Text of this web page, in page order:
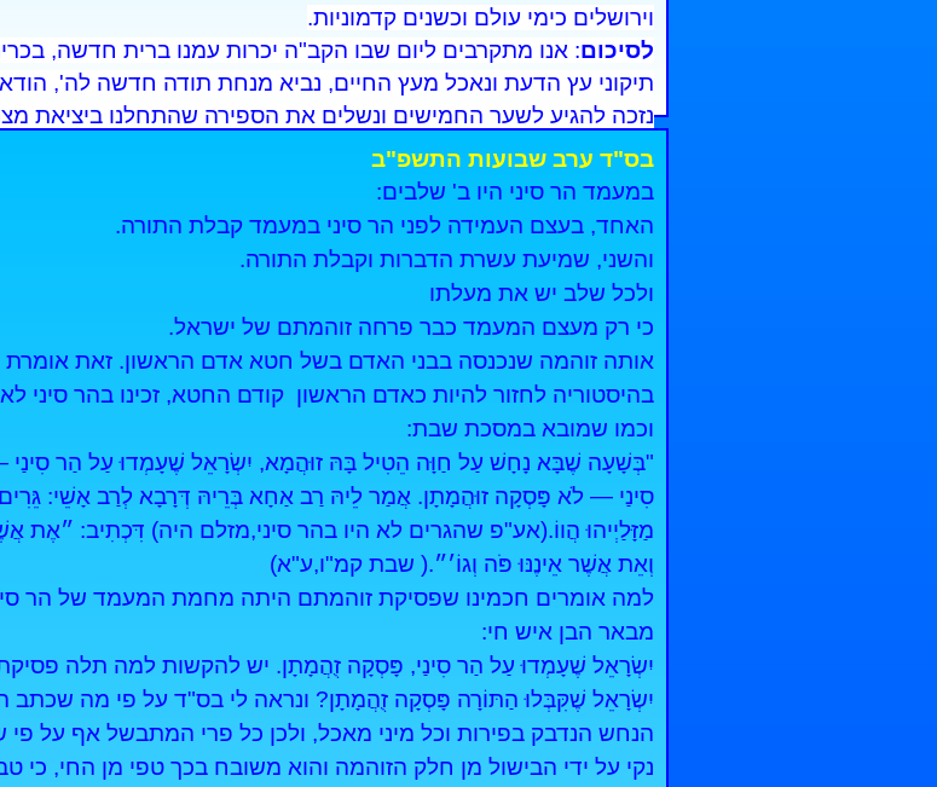
וירושלים כימי עולם וכשנים קדמוניות.
לסיכום: אנו מתקרבים ליום שבו הקב"ה יכרות עמנו ברית חדשה,
תיקוני עץ הדעת ונאכל מעץ החיים, נביא מנחת תודה חדשה לה',
נזכה להגיע לשער החמישים ונשלים את הספירה שהתחלנו ביציאת
אנו מתקרבים לסופה, לשער החמישים לגן עדן.
וְעָרְבָה לַי-הוָה מִנְחַת יְהוּדָה וִירוּשָׁלָ‍ִם כִּימֵי עוֹלָם וּכְשָׁנִים קַדְמֹנִיּוֹת.
בס"ד ערב שבועות התשפ"ב
במעמד הר סיני היו ב' שלבים:
האחד, בעצם העמידה לפני הר סיני במעמד קבלת התורה.
והשני, שמיעת עשרת הדברות וקבלת התורה.
ולכל שלב יש את מעלתו
כי רק מעצם המעמד כבר פרחה זוהמתם של ישראל.
אותה זוהמה שנכנסה בבני האדם בשל חטא אדם הראשון. זאת אומרת
בהיסטוריה לחזור להיות כאדם הראשון קודם החטא, זכינו בהר סיני
וכמו שמובא במסכת שבת:
"בְּשָׁעָה שֶׁבָּא נָחָשׁ עַל חַוָּה הֵטִיל בָּהּ זוּהֲמָא, יִשְׂרָאֵל שֶׁעָמְדוּ עַל הַר סִינַי
סִינַי — לֹא פָּסְקָה זוּהֲמָתָן. אֲמַר לֵיהּ רַב אַחָא בְּרֵיהּ דְּרָבָא לְרַב אָשֵׁי:
מַזָּלַיְיהוּ הֲווֹ.(אע"פ שהגרים לא היו בהר סיני,מזלם היה) דִּכְתִיב: ״אֶת
וְאֵת אֲשֶׁר אֵינֶנּוּ פֹּה וְגוֹ׳״.( שבת קמ"ו,ע"א)
למה אומרים חכמינו שפסיקת זוהמתם היתה מחמת המעמד של הר
מבאר הבן איש חי:
יִשְׂרָאֵל שֶׁעָמְדוּ עַל הַר סִינַי, פָּסְקָה זֻהֲמָתָן. יש להקשות למה תלה
יִשְׂרָאֵל שֶׁקִּבְּלוּ הַתּוֹרָה פָּסְקָה זֻהֲמָתָן? ונראה לי בס"ד על פי מה שכתב
הנחש הנדבק בפירות וכל מיני מאכל, ולכן כל פרי המתבשל אף על פי
נקי על ידי הבישול מן חלק הזוהמה והוא משובח בכך טפי מן החי,